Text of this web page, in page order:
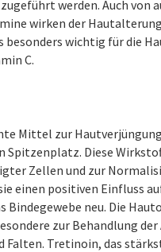
werden. Auch von
wirken der
besonders wichtig für die
C.
Mittel zur
Spitzenplatz. Diese
Zellen und zur
einen positiven Einfluss
Bindegewebe neu. Die
zur Behandlung
Falten. Tretinoin, das